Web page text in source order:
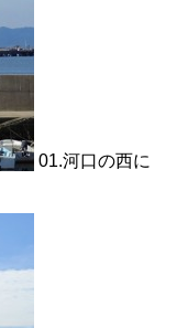
01.河口の西に